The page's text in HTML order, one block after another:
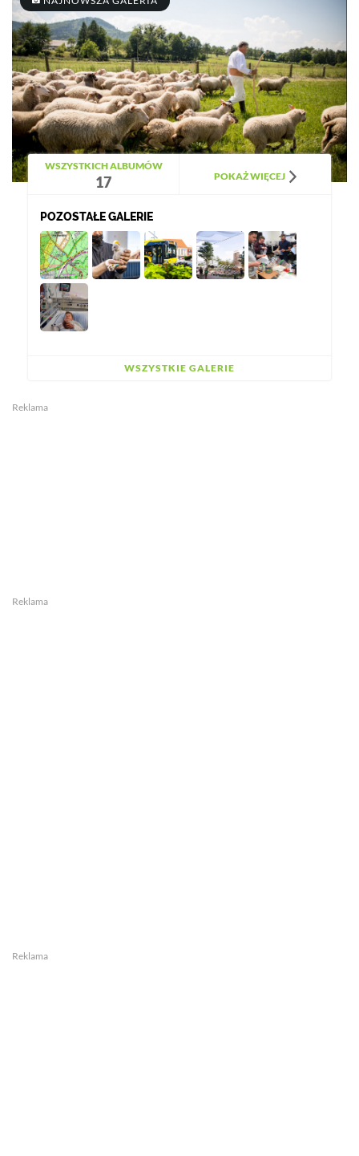
WSZYSTKICH ALBUMÓW
17 POKAŻ WIĘCEJ
POZOSTAŁE GALERIE
WSZYSTKIE GALERIE
Reklama
Reklama
Reklama